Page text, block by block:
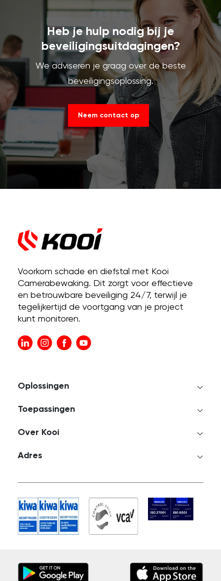
Heb je hulp nodig bij je
beveiligingsuitdagingen?
We adviseren je graag over de beste
beveiligingsoplossing.
Neem contact op
Voorkom schade en diefstal met Kooi
Camerabewaking. Dit zorgt voor effectieve
en betrouwbare beveiliging 24/7, terwijl je
tegelijkertijd de voortgang van je project
kunt monitoren.
Oplossingen
Toepassingen
Over Kooi
Adres